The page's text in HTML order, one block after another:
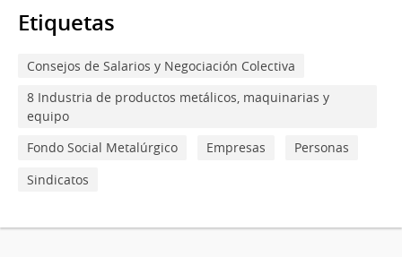
Etiquetas
Consejos de Salarios y Negociación Colectiva
8 Industria de productos metálicos, maquinarias y
equipo
Fondo Social Metalúrgico
Empresas
Personas
Sindicatos